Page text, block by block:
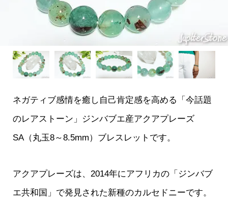
ネガティブ感情を癒し自己肯定感を高める「今話題
のレアストーン」ジンバブエ産アクアプレーズ
SA（丸玉8～8.5mm）ブレスレットです。
アクアプレーズは、2014年にアフリカの「ジンバブ
エ共和国」で発見された新種のカルセドニーです。